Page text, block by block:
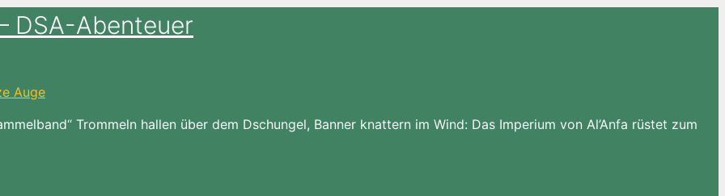
DSA-Abenteuer
Trommeln hallen über dem Dschungel, Banner knattern im Wind: Das Imperium von Al’Anfa rüstet zum